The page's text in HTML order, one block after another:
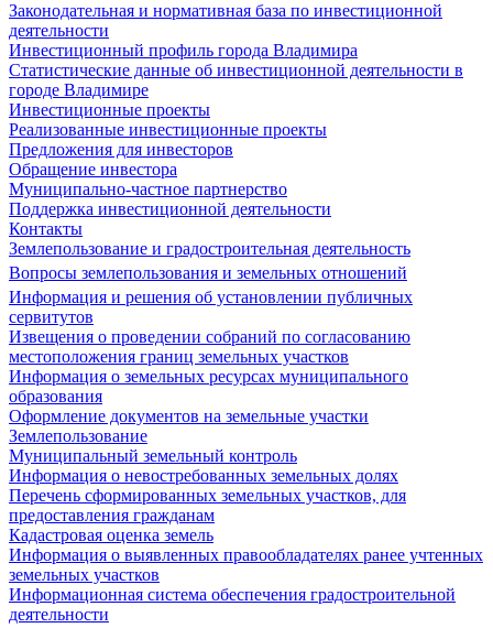
Законодательная и нормативная база по инвестиционной
деятельности
Инвестиционный профиль города Владимира
Статистические данные об инвестиционной деятельности в
городе Владимире
Инвестиционные проекты
Реализованные инвестиционные проекты
Предложения для инвесторов
Обращение инвестора
Муниципально-частное партнерство
Поддержка инвестиционной деятельности
Контакты
Землепользование и градостроительная деятельность
Вопросы землепользования и земельных отношений
Информация и решения об установлении публичных
сервитутов
Извещения о проведении собраний по согласованию
местоположения границ земельных участков
Информация о земельных ресурсах муниципального
образования
Оформление документов на земельные участки
Землепользование
Муниципальный земельный контроль
Информация о невостребованных земельных долях
Перечень сформированных земельных участков, для
предоставления гражданам
Кадастровая оценка земель
Информация о выявленных правообладателях ранее учтенных
земельных участков
Информационная система обеспечения градостроительной
деятельности